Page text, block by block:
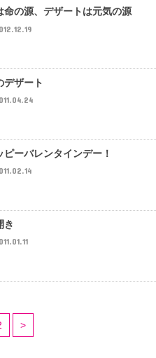
命の源、デザートは元気の源
デザート
ピーバレンタインデー！
き
>